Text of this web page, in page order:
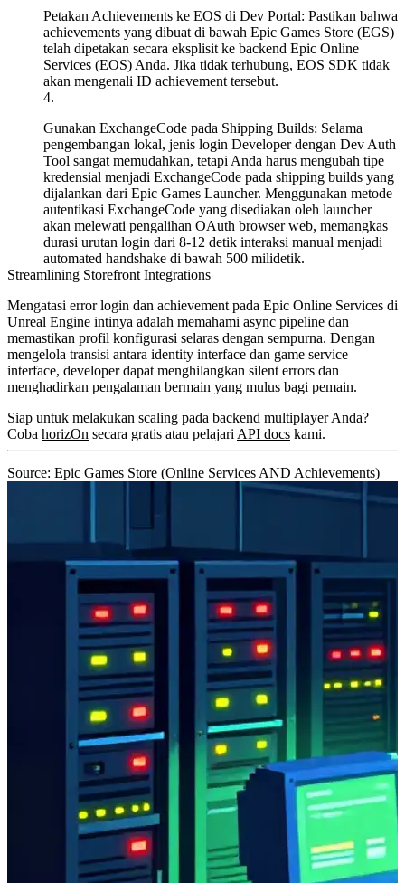
Petakan Achievements ke EOS di Dev Portal: Pastikan bahwa
achievements yang dibuat di bawah Epic Games Store (EGS)
telah dipetakan secara eksplisit ke backend Epic Online
Services (EOS) Anda. Jika tidak terhubung, EOS SDK tidak
akan mengenali ID achievement tersebut.
Gunakan ExchangeCode pada Shipping Builds: Selama
pengembangan lokal, jenis login Developerdengan Dev Auth
Tool sangat memudahkan, tetapi Anda harus mengubah tipe
kredensial menjadi ExchangeCode pada shipping builds yang
dijalankan dari Epic Games Launcher. Menggunakan metode
autentikasi ExchangeCode yang disediakan oleh launcher
akan melewati pengalihan OAuth browser web, memangkas
durasi urutan login dari 8-12 detik interaksi manual menjadi
automated handshake di bawah 500 milidetik.
Streamlining Storefront Integrations
Mengatasi error login dan achievement pada Epic Online Services di
Unreal Engine intinya adalah memahami async pipeline dan
memastikan profil konfigurasi selaras dengan sempurna. Dengan
mengelola transisi antara identity interface dan game service
interface, developer dapat menghilangkan silent errors dan
menghadirkan pengalaman bermain yang mulus bagi pemain.
Siap untuk melakukan scaling pada backend multiplayer Anda?
Coba horizOn secara gratis atau pelajariAPI docs kami.
Source: Epic Games Store (Online Services AND Achievements)